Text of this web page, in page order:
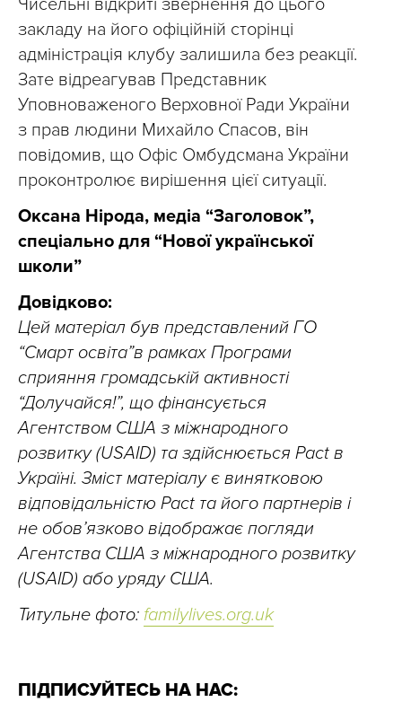
Чисельні відкриті звернення до цього
закладу на його офіційній сторінці
адміністрація клубу залишила без реакції.
Зате відреагував Представник
Уповноваженого Верховної Ради України
з прав людини Михайло Спасов, він
повідомив, що Офіс Омбудсмана України
проконтролює вирішення цієї ситуації.
Оксана Нірода, медіа “Заголовок”,
спеціально для “Нової української
школи”
Довідково:
Цей матеріал був представлений ГО
“Смарт освіта”в рамках Програми
сприяння громадській активності
“Долучайся!”, що фінансується
Агентством США з міжнародного
розвитку (USAID) та здійснюється Pact в
Україні. Зміст матеріалу є винятковою
відповідальністю Pact та його партнерів i
не обов’язково відображає погляди
Агентства США з міжнародного розвитку
(USAID) або уряду США.
Титульне фото: familylives.org.uk
ПІДПИСУЙТЕСЬ НА НАС: